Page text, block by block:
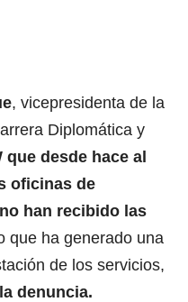
, vicepresidenta de la
Diplomática y
que desde hace al
oficinas de
han recibido las
que ha generado una
de los servicios,
denuncia.